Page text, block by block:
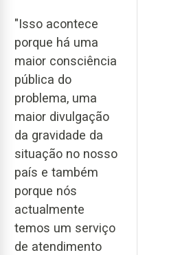
"Isso acontece
porque há uma
maior consciência
pública do
problema, uma
maior divulgação
da gravidade da
situação no nosso
país e também
porque nós
actualmente
temos um serviço
de atendimento